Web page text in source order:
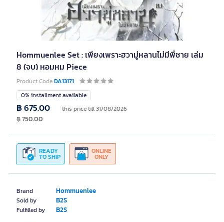
Hommuenlee Set : เพียงเพราะฮวามู่หลานไม่มีพี่ชาย เล่ม
8 (จบ) หอมหม Piece
Product CodeDA13171
Brand Hommuenlee
Sold by B2S
Fulfilled by B2S
0% installment available
READY
TO SHIP
ONLINE
ONLY
฿ 675.00 this price till 31/08/2026
฿750.00